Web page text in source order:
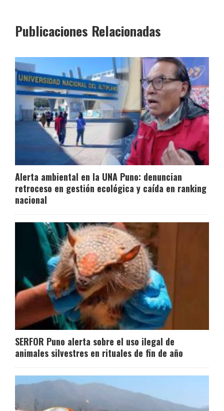
Publicaciones Relacionadas
Alerta ambiental en la UNA Puno: denuncian
retroceso en gestión ecológica y caída en ranking
nacional
SERFOR Puno alerta sobre el uso ilegal de
animales silvestres en rituales de fin de año